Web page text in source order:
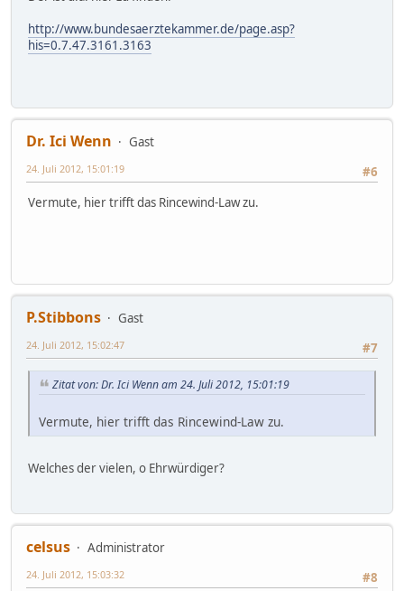
http://www.bundesaerztekammer.de/page.asp?
his=0.7.47.3161.3163
Dr. Ici Wenn
Gast
#6
24. Juli 2012, 15:01:19
Vermute, hier trifft das Rincewind-Law zu.
P.Stibbons
Gast
#7
24. Juli 2012, 15:02:47
Zitat von: Dr. Ici Wenn am 24. Juli 2012, 15:01:19
Vermute, hier trifft das Rincewind-Law zu.
Welches der vielen, o Ehrwürdiger?
celsus
Administrator
#8
24. Juli 2012, 15:03:32